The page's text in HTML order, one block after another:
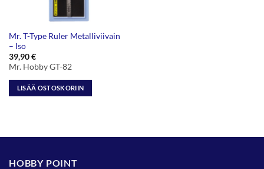
Mr. T-Type Ruler Metalliviivain
– Iso
39,90€
Mr. Hobby GT-82
LISÄÄ OSTOSKORIIN
HOBBY POINT